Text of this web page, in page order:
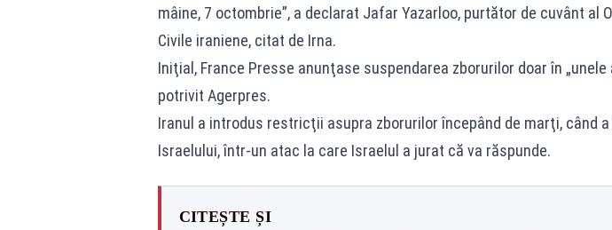
mâine, 7 octombrie”, a declarat Jafar Yazarloo, purtător de cuvânt al
Civile iraniene, citat de Irna.
Iniţial, France Presse anunţase suspendarea zborurilor doar în „unele
potrivit Agerpres.
Iranul a introdus restricţii asupra zborurilor începând de marţi, când
Israelului, într-un atac la care Israelul a jurat că va răspunde.
CITEȘTE ȘI